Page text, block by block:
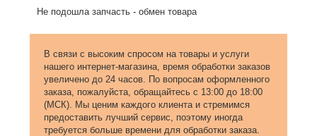
Не подошла запчасть - обмен товара
В связи с высоким спросом на товары и услуги
нашего интернет-магазина, время обработки заказов
увеличено до 24 часов. По вопросам оформленного
заказа, пожалуйста, обращайтесь с 13:00 до 18:00
(МСК). Мы ценим каждого клиента и стремимся
предоставить лучший сервис, поэтому иногда
требуется больше времени для обработки заказа.